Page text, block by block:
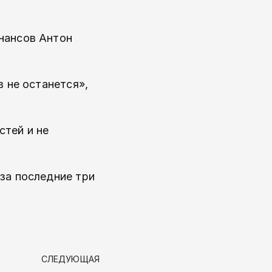
Антон
останется»,
и не
последние три
СЛЕДУЮЩАЯ